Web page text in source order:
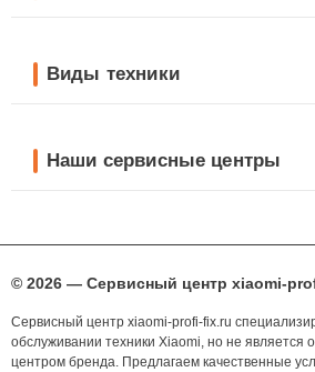
Виды техники
Наши сервисные центры
© 2026 — Сервисный центр xiaomi-
Сервисный центр xiaomi-profi-fix.ru
обслуживании техники Xiaomi, но не
центром бренда. Предлагаем качественные